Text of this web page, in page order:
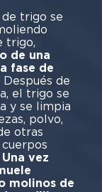
de trigo se
trigo,
de una
fase de
Después de
el trigo se
y se limpia
polvo,
otras
Una vez
molinos de